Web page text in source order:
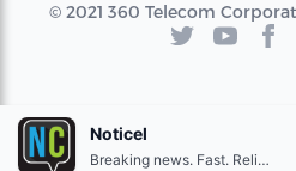
© 2021 360 Telecom
Noticel
Breaking news. Fast. Reliable.